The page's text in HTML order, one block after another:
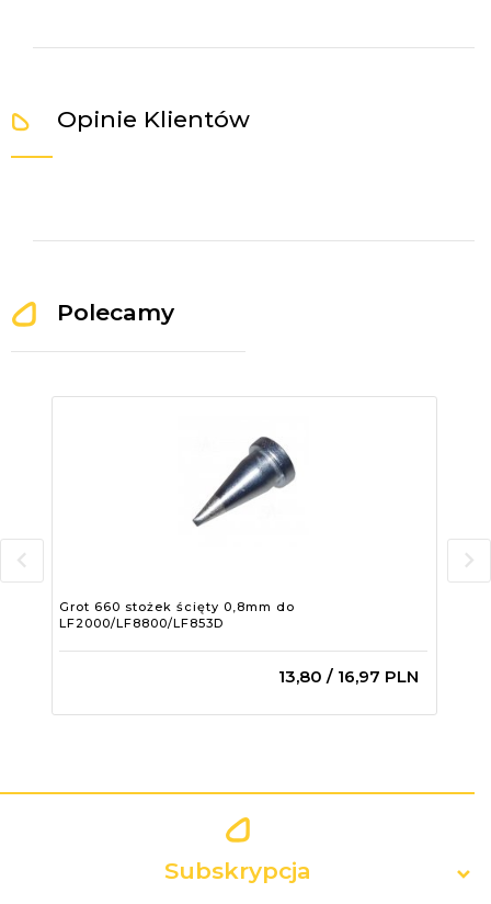
Opinie Klientów
Polecamy
Grot 660 stożek ścięty 0,8mm do
LF2000/LF8800/LF853D
13,80 / 16,97 PLN
Subskrypcja